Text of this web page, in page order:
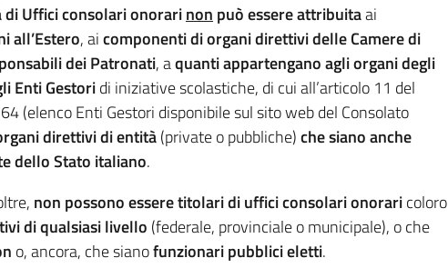
Uffici consolari onorarinon può essere attribuitaai
all’Estero, aicomponenti di organi direttivi delle Camere di
dei Patronati, aquanti appartengano agli organi degli
Enti Gestoridi iniziative scolastiche, di cui all’articolo 11 del
(elenco Enti Gestori disponibile sul sito web del Consolato
direttivi di entità(private o pubbliche)che siano anche
dello Stato italiano.
non possono essere titolari di uffici consolari onoraricoloro
di qualsiasi livello (federale, provinciale o municipale), o che
o, ancora, che sianofunzionari pubblici eletti.